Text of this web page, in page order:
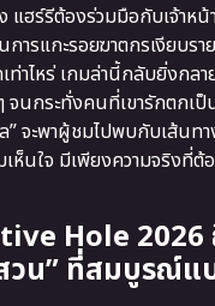
แฮร์รีต้องร่วมมือกับเจ้าห
รแกะรอยฆาตกรเงียบรา
ท่าไหร่ เกมล่านี้กลับยิ่งกลา
นกระทั่งคนที่เขารักตกเป็
จะพาผู้ชมไปพบกับเส้นท
เห็นใจ มีเพียงความจริงที่ต้
Hole 2026
วน” ที่สมบูรณ์แ